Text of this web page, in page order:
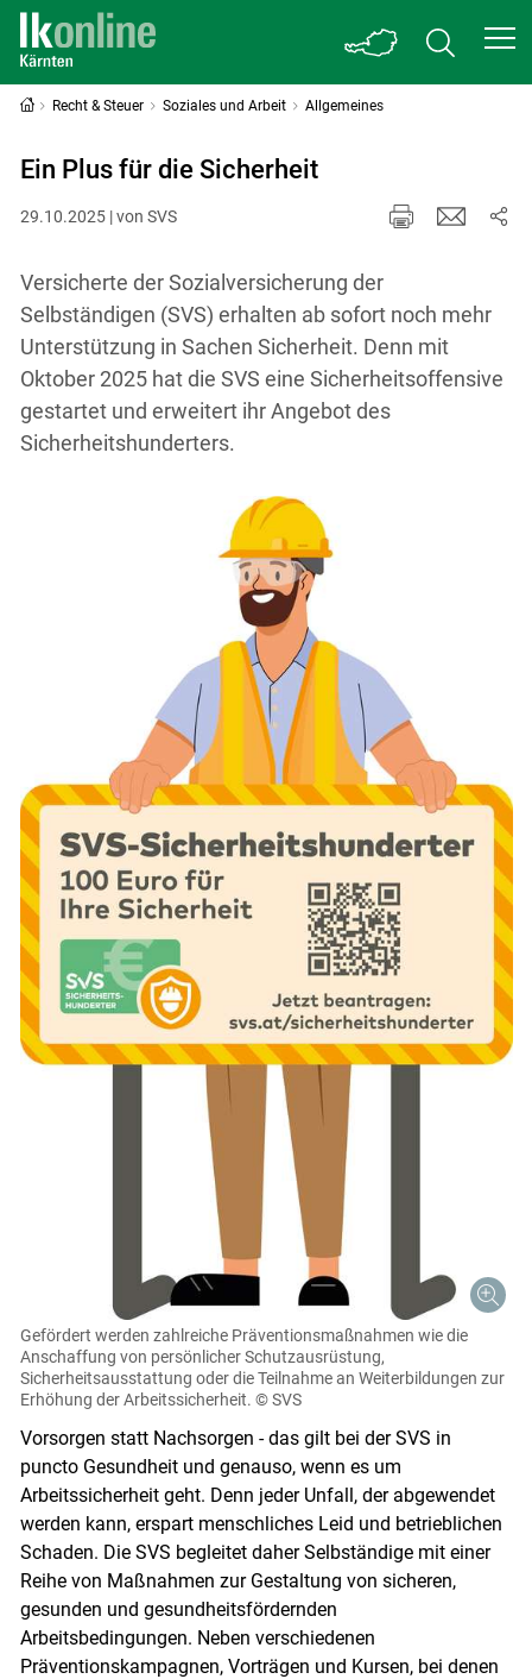
Skip to main content
Recht & Steuer Soziales und Arbeit Allgemeines
Ein Plus für die Sicherheit
29.10.2025 | von SVS
Versicherte der Sozialversicherung der
Selbständigen (SVS) erhalten ab sofort noch mehr
Unterstützung in Sachen Sicherheit. Denn mit
Oktober 2025 hat die SVS eine Sicherheitsoffensive
gestartet und erweitert ihr Angebot des
Sicherheitshunderters.
Gefördert werden zahlreiche Präventionsmaßnahmen wie die
Anschaffung von persönlicher Schutzausrüstung,
Sicherheitsausstattung oder die Teilnahme an Weiterbildungen zur
Erhöhung der Arbeitssicherheit. © SVS
Vorsorgen statt Nachsorgen - das gilt bei der SVS in
puncto Gesundheit und genauso, wenn es um
Arbeitssicherheit geht. Denn jeder Unfall, der abgewendet
werden kann, erspart menschliches Leid und betrieblichen
Schaden. Die SVS begleitet daher Selbständige mit einer
Reihe von Maßnahmen zur Gestaltung von sicheren,
gesunden und gesundheitsfördernden
Arbeitsbedingungen. Neben verschiedenen
Präventionskampagnen, Vorträgen und Kursen, bei denen